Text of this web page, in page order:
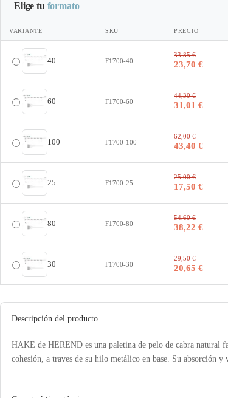
Elige tu formato
VARIANTE SKU PRECIO
40 F1700-40
33,85 €
23,70 €
60 F1700-60
44,30 €
31,01 €
100 F1700-100
62,00 €
43,40 €
25 F1700-25
25,00 €
17,50 €
80 F1700-80
54,60 €
38,22 €
30 F1700-30
29,50 €
20,65 €
Descripción del producto
HAKE de HEREND es una paletina de pelo de cabra natural
cohesión, a traves de su hilo metálico en base. Su absorción